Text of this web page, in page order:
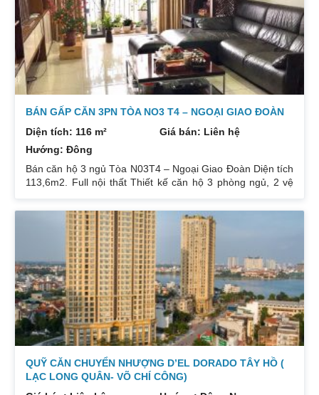
BÁN GẤP CĂN 3PN TÒA NO3 T4 – NGOẠI GIAO ĐOÀN
Diện tích: 116 m²
Giá bán: Liên hệ
Hướng: Đông
Bán căn hộ 3 ngủ Tòa N03T4 – Ngoại Giao Đoàn Diện tích
113,6m2. Full nội thất Thiết kế căn hộ 3 phòng ngủ, 2 vệ
chính chủ, sẵn giao dịch. Giá: 6.x tỷ ( Thuế phí thương
lượng ) Liên hệ xem căn hộ: 0832133366
QUỸ CĂN CHUYỂN NHƯỢNG D’EL DORADO TÂY HỒ (
LẠC LONG QUÂN- VÕ CHÍ CÔNG)